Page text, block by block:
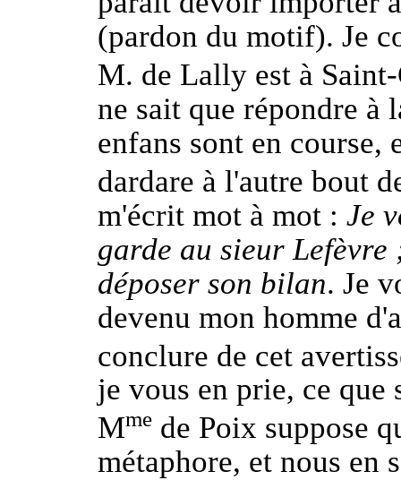
(pardon du motif). Je
M. de Lally est à
ne sait que répondre à
enfans sont en
dardare à l'autre bout
m'écrit mot à mot : Je
garde au sieur
déposer son bilan. Je
devenu mon homme
conclure de cet
je vous en prie, ce
Mmede Poix suppose
métaphore, et nous en